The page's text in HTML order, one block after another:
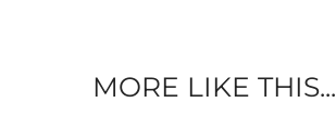
MORE LIKE THIS...